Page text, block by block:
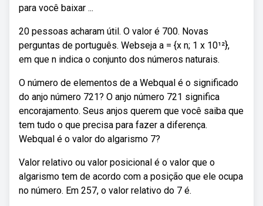
para você baixar ...
20 pessoas acharam útil. O valor é 700. Novas
perguntas de português. Webseja a = {x n; 1 x 10¹²},
em que n indica o conjunto dos números naturais.
O número de elementos de a Webqual é o significado
do anjo número 721? O anjo número 721 significa
encorajamento. Seus anjos querem que você saiba que
tem tudo o que precisa para fazer a diferença.
Webqual é o valor do algarismo 7?
Valor relativo ou valor posicional é o valor que o
algarismo tem de acordo com a posição que ele ocupa
no número. Em 257, o valor relativo do 7 é.